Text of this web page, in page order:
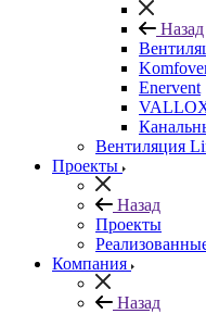
Назад
Enervent
Вентиляция
Проекты
Назад
Проекты
Компания
Назад